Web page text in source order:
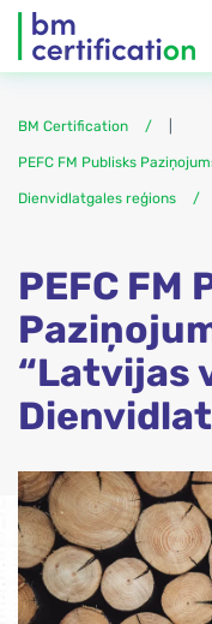
BM Certification
PEFC FM Publisks
Dienvidlatgales reģions
PEFC FM
“Latvijas